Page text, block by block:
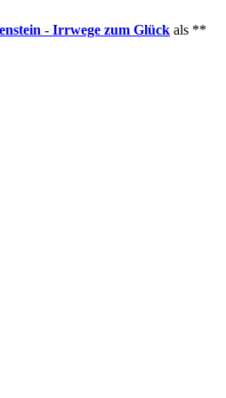
- Irrwege zum Glück als **